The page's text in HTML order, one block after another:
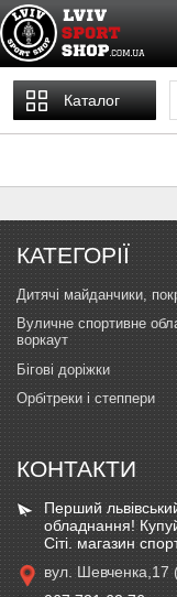
Каталог
КАТЕГОРІЇ
Дитячі майданчики,
Вуличне спортивне
воркаут
Бігові доріжки
Орбітреки і степпери
КОНТАКТИ
Перший
обладнання!
Сіті. магазин
вул. Шевченка,17